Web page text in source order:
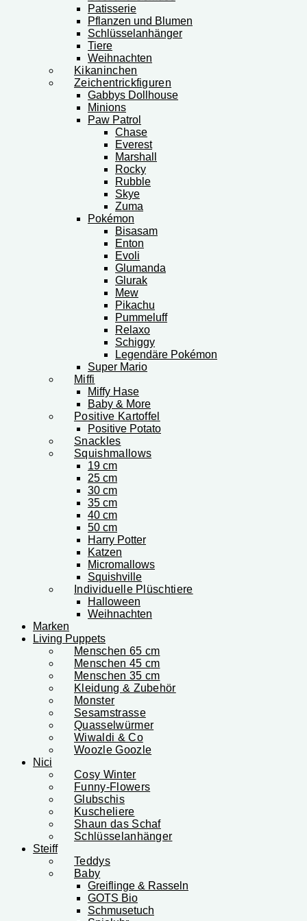
Patisserie
Pflanzen und Blumen
Schlüsselanhänger
Tiere
Weihnachten
Kikaninchen
Zeichentrickfiguren
Gabbys Dollhouse
Minions
Paw Patrol
Chase
Everest
Marshall
Rocky
Rubble
Skye
Zuma
Pokémon
Bisasam
Enton
Evoli
Glumanda
Glurak
Mew
Pikachu
Pummeluff
Relaxo
Schiggy
Legendäre Pokémon
Super Mario
Miffi
Miffy Hase
Baby & More
Positive Kartoffel
Positive Potato
Snackles
Squishmallows
19 cm
25 cm
30 cm
35 cm
40 cm
50 cm
Harry Potter
Katzen
Micromallows
Squishville
Individuelle Plüschtiere
Halloween
Weihnachten
Marken
Living Puppets
Menschen 65 cm
Menschen 45 cm
Menschen 35 cm
Kleidung & Zubehör
Monster
Sesamstrasse
Quasselwürmer
Wiwaldi & Co
Woozle Goozle
Nici
Cosy Winter
Funny-Flowers
Glubschis
Kuscheliere
Shaun das Schaf
Schlüsselanhänger
Steiff
Teddys
Baby
Greiflinge & Rasseln
GOTS Bio
Schmusetuch